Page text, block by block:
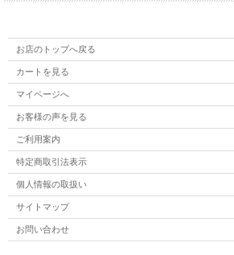
お店のトップへ戻る
カートを見る
マイページへ
お客様の声を見る
ご利用案内
特定商取引法表示
個人情報の取扱い
サイトマップ
お問い合わせ